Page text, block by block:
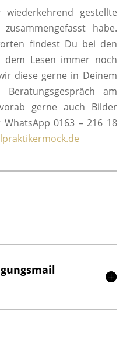
gestellte
habe.
findest Du bei den
dem Lesen immer noch
diese gerne in Deinem
am
gerne auch Bilder
0163 – 216 18